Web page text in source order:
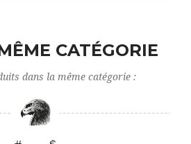
CATÉGORIE
dans la même catégorie :